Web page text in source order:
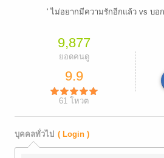
' ไม่อยากมีความรักอีกแล้ว vs บอ
9,877
ยอดคนดู
9.9
61 โหวต
บุคคลทั่วไป ( Login )